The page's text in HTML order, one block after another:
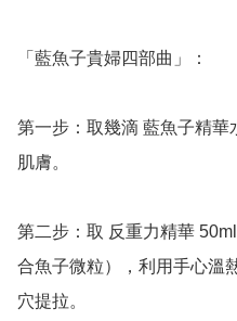
「藍魚子貴婦四部曲」：
第一步：取幾滴 藍魚子精華
肌膚。
第二步：取 反重力精華
合魚子微粒），利用手心溫
穴提拉。